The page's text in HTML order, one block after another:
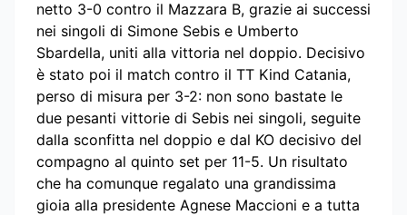
netto 3-0 contro il Mazzara B, grazie ai successi
nei singoli di Simone Sebis e Umberto
Sbardella, uniti alla vittoria nel doppio. Decisivo
è stato poi il match contro il TT Kind Catania,
perso di misura per 3-2: non sono bastate le
due pesanti vittorie di Sebis nei singoli, seguite
dalla sconfitta nel doppio e dal KO decisivo del
compagno al quinto set per 11-5. Un risultato
che ha comunque regalato una grandissima
gioia alla presidente Agnese Maccioni e a tutta